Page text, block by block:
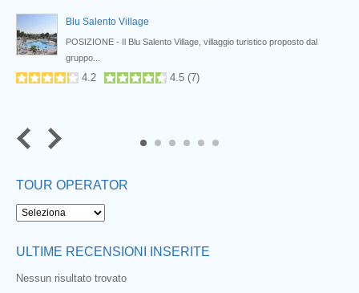
Blu Salento Village
POSIZIONE - Il Blu Salento Village, villaggio turistico proposto dal
gruppo...
4.2 4.5 (7)
TOUR OPERATOR
ULTIME RECENSIONI INSERITE
Nessun risultato trovato